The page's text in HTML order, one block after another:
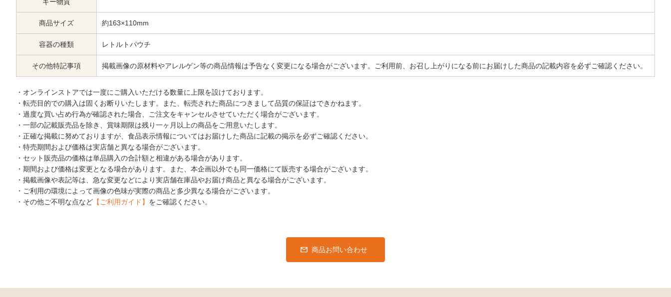
ギー物質
商品サイズ 約163×110mm
容器の種類 レトルトパウチ
その他特記事項 掲載画像の原材料やアレルゲン等の商品情報は予告なく変更になる場合がございます。ご利用前、お召し上がりになる前にお届けした商品の記載内容を必ずご確認ください。
・オンラインストアでは一度にご購入いただける数量に上限を設けております。
・転売目的での購入は固くお断りいたします。また、転売された商品につきまして品質の保証はできかねます。
・過度な買い占め行為が確認された場合、ご注文をキャンセルさせていただく場合がございます。
・一部の記載販売品を除き、賞味期限は残り一ヶ月以上の商品をご用意いたします。
・正確な掲載に努めておりますが、食品表示情報についてはお届けした商品に記載の掲示を必ずご確認ください。
・特売期間および価格は実店舗と異なる場合がございます。
・セット販売品の価格は単品購入の合計額と相違がある場合があります。
・期間および価格は変更となる場合があります。また、本企画以外でも同一価格にて販売する場合がございます。
・掲載画像や表記等は、急な変更などにより実店舗在庫品やお届け商品と異なる場合がございます。
・ご利用の環境によって画像の色味が実際の商品と多少異なる場合がございます。
・その他ご不明な点など 【ご利用ガイド】 をご確認ください。
商品お問い合わせ